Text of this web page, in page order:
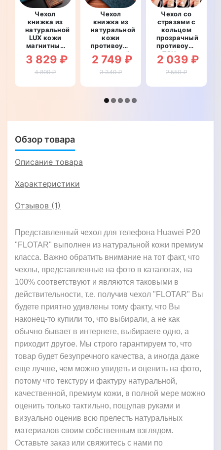
Чехол
книжка из
натуральной
LUX кожи
магнитный
противоударный
для Huawei
P20
LUXURY"
3 829 ₽
4 899 ₽
Чехол
книжка из
натуральной
кожи
противоударный
магнитный
для Huawei
P20
2 749 ₽
3 349 ₽
Чехол со
стразами с
кольцом
прозрачный
противоударный
TPU для
Huawei P20
"ROYALER"
2 039 ₽
2 550 ₽
Обзор товара
Описание товара
Характеристики
Отзывов (1)
Представленный чехол для телефона Huawei P20
"FLOTAR" выполнен из натуральной кожи премиум
класса. Важно обратить внимание на тот факт, что
чехлы, представленные на фото в каталогах, на
100% соответствуют и являются таковыми в
действительности, т.е. получив чехол "FLOTAR" Вы
будете приятно удивлены тому факту, что Вы
наконец-то купили то, что выбирали, а не как
обычно бывает в интернете, выбираете одно, а
приходит другое. Мы строго гарантируем то, что
товар будет безупречного качества, а иногда даже
еще лучше, чем можно увидеть и оценить на фото,
потому что текстуру и фактуру натуральной,
качественной, премиум кожи, в полной мере можно
оценить только тактильно, пощупав руками и
визуально оценив всю прелесть натуральных
материалов своим собственным взглядом.
Оставьте заказ или свяжитесь с нами по